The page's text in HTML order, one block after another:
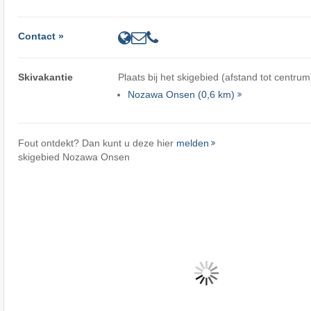
Contact »
Skivakantie
Plaats bij het skigebied (afstand tot
Nozawa Onsen (0,6 km)
Fout ontdekt? Dan kunt u deze hier melden
skigebied Nozawa Onsen